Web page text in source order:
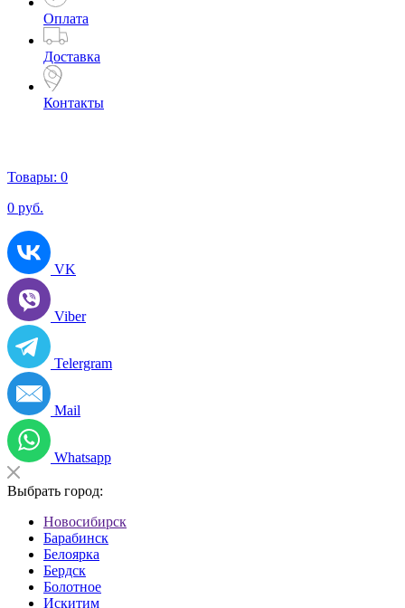
Оплата
Доставка
Контакты
Товары: 0
0 руб.
VK
Viber
Telergram
Mail
Whatsapp
Выбрать город:
Новосибирск
Барабинск
Белоярка
Бердск
Болотное
Искитим